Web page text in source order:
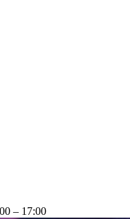
– 17:00